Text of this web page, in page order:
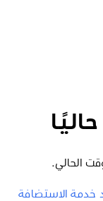
الحالي.
خدمة الاستضافة